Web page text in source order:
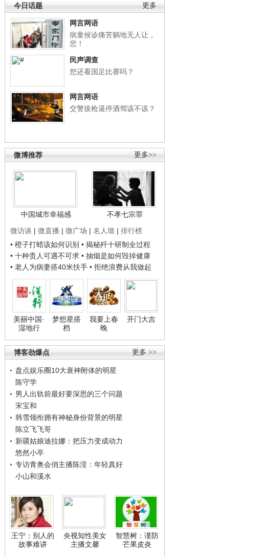
更多
今日话题
网言网语
病童候诊痛苦躺地无人让，
悲！
民声调查
您还看国足比赛吗？
网言网语
交警拔枪逼停酒驾该不该？
更多>>
微博推荐
中国城市幸福感
不孝七宗罪
微访谈 | 微直播 | 微广场 | 名人墙 | 排行榜
• 橙子打蜡该如何识别 • 揭秘歼十研制全过程
• 十种贵人可遇不可求 • 抽烟是如何毁掉健康
• 老人为病妻搭40米扶手 • 拒绝浪费从我做起
美丽中国·
湿地行
梦想星搭
档
我要上春
晚
开门大吉
更多 >>
博客劲爆点
盘点娱乐圈10大衰神附体的明星
陈守学
男人出轨前最好要深思的三个问题
宋宝和
韩雪领衔拥有神秘身份背景的明星
陈立飞飞哥
新疆姑娘迪拉娜：把压力变成动力
悠然小卒
专访青奥会俏主播陈滢：年轻真好
小山和溪水
王宁：别人的
故事难讲
央视知性美女
主播文馨
智慧树：谨防
芒果皮炎